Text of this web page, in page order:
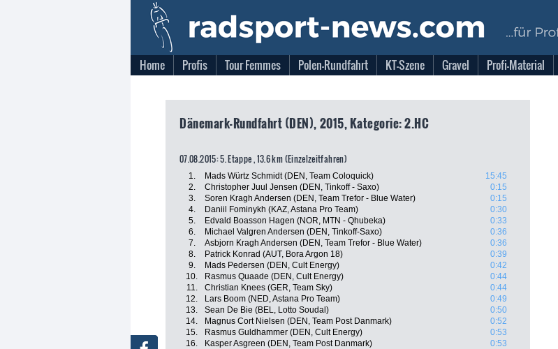
Home Profis Tour Femmes Polen-Rundfahrt KT-Szene Gravel Profi-Material
Dänemark-Rundfahrt (DEN), 2015, Kategorie: 2.HC
07.08.2015: 5. Etappe , 13.6 km (Einzelzeitfahren)
1. Mads Würtz Schmidt (DEN, Team Coloquick)
15:45
2.
Christopher Juul Jensen (DEN, Tinkoff - Saxo)
0:15
3.
Soren Kragh Andersen (DEN, Team Trefor - Blue Water)
0:15
4.
Daniil Fominykh (KAZ, Astana Pro Team)
0:30
5.
Edvald Boasson Hagen (NOR, MTN - Qhubeka)
0:33
6.
Michael Valgren Andersen (DEN, Tinkoff-Saxo)
0:36
7.
Asbjorn Kragh Andersen (DEN, Team Trefor - Blue Water)
0:36
8.
Patrick Konrad (AUT, Bora Argon 18)
0:39
9.
Mads Pedersen (DEN, Cult Energy)
0:42
10.
Rasmus Quaade (DEN, Cult Energy)
0:44
11.
Christian Knees (GER, Team Sky)
0:44
12.
Lars Boom (NED, Astana Pro Team)
0:49
13.
Sean De Bie (BEL, Lotto Soudal)
0:50
14.
Magnus Cort Nielsen (DEN, Team Post Danmark)
0:52
15.
Rasmus Guldhammer (DEN, Cult Energy)
0:53
16.
Kasper Asgreen (DEN, Team Post Danmark)
0:53